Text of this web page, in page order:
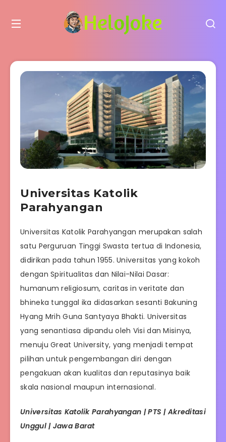
Universitas Katolik
Parahyangan
Universitas Katolik Parahyangan merupakan salah
satu Perguruan Tinggi Swasta tertua di Indonesia,
didirikan pada tahun 1955. Universitas yang kokoh
dengan Spiritualitas dan Nilai-Nilai Dasar:
humanum religiosum, caritas in veritate dan
bhineka tunggal ika didasarkan sesanti Bakuning
Hyang Mrih Guna Santyaya Bhakti. Universitas
yang senantiasa dipandu oleh Visi dan Misinya,
menuju Great University, yang menjadi tempat
pilihan untuk pengembangan diri dengan
pengakuan akan kualitas dan reputasinya baik
skala nasional maupun internasional.
Universitas Katolik Parahyangan | PTS | Akreditasi
Unggul | Jawa Barat